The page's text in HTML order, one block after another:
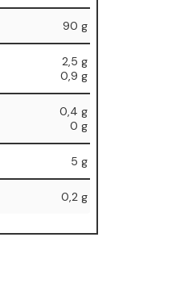
90 g
2,5 g
⁠0,9 g
0,4 g
⁠0 g
5 g
0,2 g